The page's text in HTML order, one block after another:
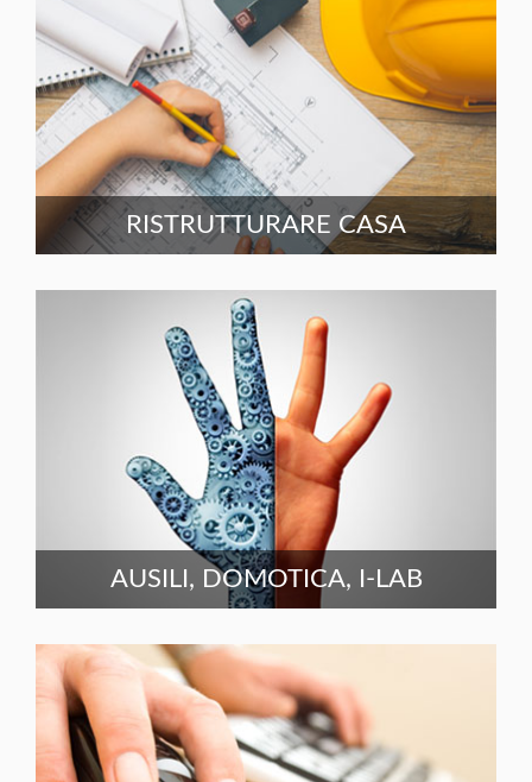
RISTRUTTURARE CASA
AUSILI, DOMOTICA, I-LAB